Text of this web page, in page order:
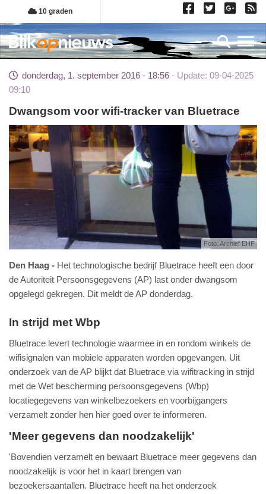
Overslaan
en
naar
de
gaan
10 graden
donderdag, 1. september 2016 - 18:56
Update: 09-04-2025
09:10
Dwangsom voor wifi-tracker van Bluetrace
Foto: Archief EHF
Den Haag
Het technologische bedrijf Bluetrace heeft een door
de Autoriteit Persoonsgegevens (AP) last onder dwangsom
opgelegd gekregen. Dit meldt de AP donderdag.
In strijd met Wbp
Bluetrace levert technologie waarmee in en rondom winkels de
wifisignalen van mobiele apparaten worden opgevangen. Uit
onderzoek van de AP blijkt dat Bluetrace via wifitracking in strijd
met de Wet bescherming persoonsgegevens (Wbp)
locatiegegevens van winkelbezoekers en voorbijgangers
verzamelt zonder hen hier goed over te informeren.
'Meer gegevens dan noodzakelijk'
'Bovendien verzamelt en bewaart Bluetrace meer gegevens dan
noodzakelijk is voor het in kaart brengen van
bezoekersaantallen. Bluetrace heeft na het onderzoek